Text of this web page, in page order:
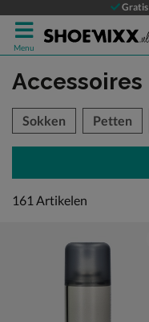
Gratis
Menu
Accessoires
over
Sokken Petten
161 artikelen
161 Artikelen